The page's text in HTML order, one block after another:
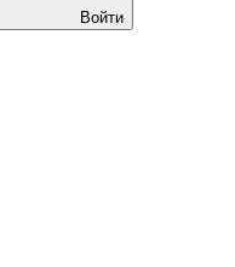
Войти